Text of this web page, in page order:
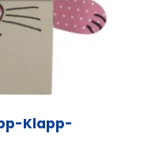
Klapp-